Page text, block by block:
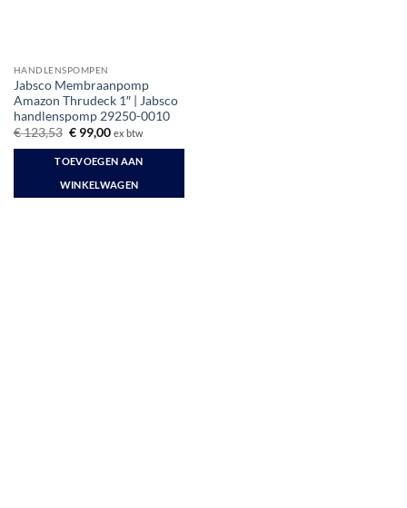
HANDLENSPOMPEN
Jabsco Membraanpomp
Amazon Thrudeck 1″ | Jabsco
handlenspomp 29250-0010
€123,53 Oorspronkelijke
was:
€ 123,53.
€99,00Huidige
is:
€ 99,00.
ex btw
TOEVOEGEN AAN
WINKELWAGEN